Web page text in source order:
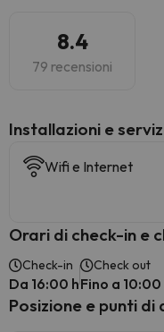
8.4
79 recensioni
Installazioni e
Wifi e Internet
Orari di check-in e
Check-in
Da 16:00 h
Check out
Fino a 10:00
Posizione e punti di